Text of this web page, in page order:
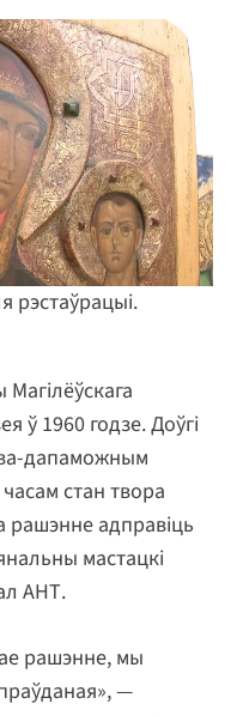
рэстаўрацыі.
ў 1960 годзе. Доўгі
дапаможным
стан твора
рашэнне адправіць
мастацкі
АНТ.
рашэнне, мы
—